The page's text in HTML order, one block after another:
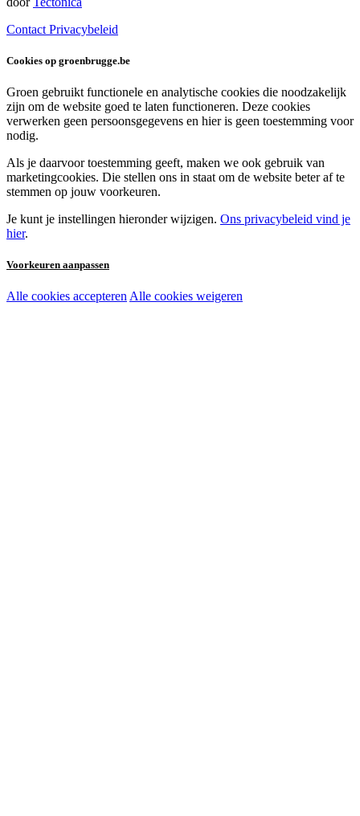
Contact Privacybeleid
Cookies op groenbrugge.be
Groen gebruikt functionele en analytische cookies die noodzakelijk
zijn om de website goed te laten functioneren. Deze cookies
verwerken geen persoonsgegevens en hier is geen toestemming voor
nodig.
Als je daarvoor toestemming geeft, maken we ook gebruik van
marketingcookies. Die stellen ons in staat om de website beter af te
stemmen op jouw voorkeuren.
Je kunt je instellingen hieronder wijzigen. Ons privacybeleid vind je
hier.
Voorkeuren aanpassen
Noodzakelijke cookies:
Alle cookies accepteren Alle cookies weigeren